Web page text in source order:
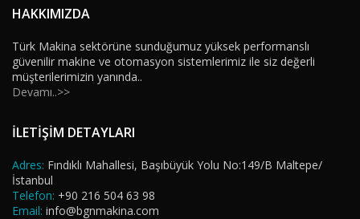
HAKKIMIZDA
Türk Makina sektörüne sunduğumuz yüksek performanslı
güvenilir makine ve otomasyon sistemlerimiz ile siz değerli
müşterilerimizin yanında..
Devamı..>>
İLETİŞİM DETAYLARI
Adres: Fındıklı Mahallesi, Başıbüyük Yolu No:149/B Maltepe/
İstanbul
Telefon: +90 216 504 63 98
Email: info@bgnmakina.com